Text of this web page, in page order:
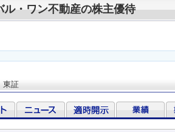
・ワン不動産の株主優待
東証